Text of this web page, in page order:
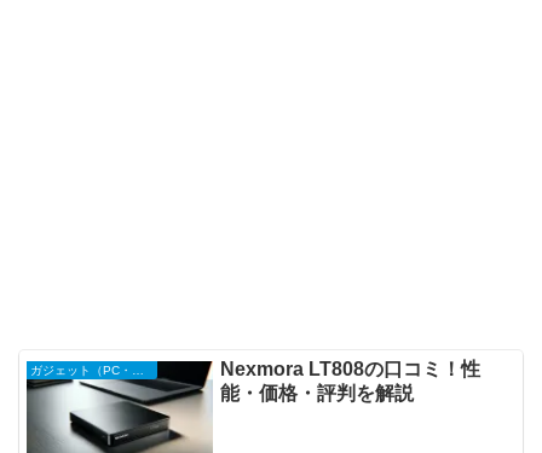
Nexmora ‎LT808の口コミ！性
能・価格・評判を解説